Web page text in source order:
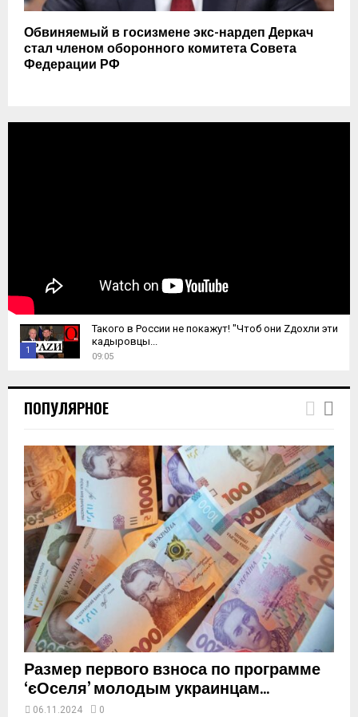
Обвиняемый в госизмене экс-нардеп Деркач
стал членом оборонного комитета Совета
Федерации РФ
1
h
u
a
y
u
e
Такого в России не покажут! "Чтоб они Zдохли эти
кадыровцы...
09:05
ПОПУЛЯРНОЕ
Размер первого взноса по программе
‘єОселя’ молодым украинцам...
06.11.2024 0